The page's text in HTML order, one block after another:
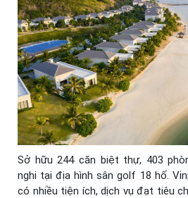
Sở hữu 244 căn biệt thự, 403
nghi tại địa hình sân golf 18 hố.
có nhiều tiện ích, dịch vụ đạt tiêu